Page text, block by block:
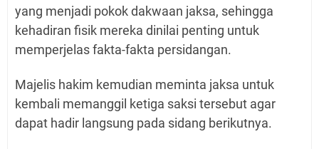
yang menjadi pokok dakwaan jaksa, sehingga
kehadiran fisik mereka dinilai penting untuk
memperjelas fakta-fakta persidangan.
Majelis hakim kemudian meminta jaksa untuk
kembali memanggil ketiga saksi tersebut agar
dapat hadir langsung pada sidang berikutnya.